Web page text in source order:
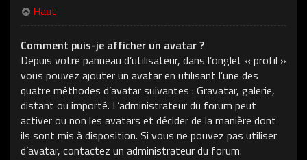
Haut
Comment puis-je afficher un avatar ?
Depuis votre panneau d’utilisateur, dans l’onglet « profil »
vous pouvez ajouter un avatar en utilisant l’une des
quatre méthodes d’avatar suivantes : Gravatar, galerie,
distant ou importé. L’administrateur du forum peut
activer ou non les avatars et décider de la manière dont
ils sont mis à disposition. Si vous ne pouvez pas utiliser
d’avatar, contactez un administrateur du forum.